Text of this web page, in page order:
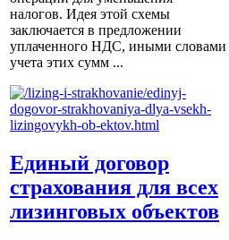
налогов. Идея этой схемы
заключается в предложении
уплаченного НДС, иными словами
учета этих сумм ...
Единый договор
страхования для всех
лизинговых объектов